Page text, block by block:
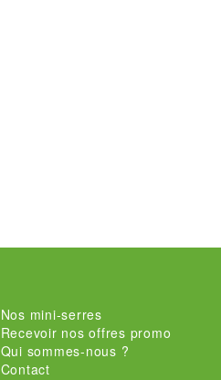
Nos mini-serres
Recevoir nos offres promo
Qui sommes-nous ?
Contact